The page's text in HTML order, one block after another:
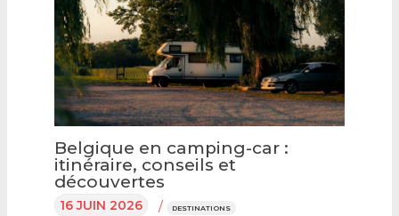
Belgique en camping-car :
itinéraire, conseils et
découvertes
16 JUIN 2026 / DESTINATIONS